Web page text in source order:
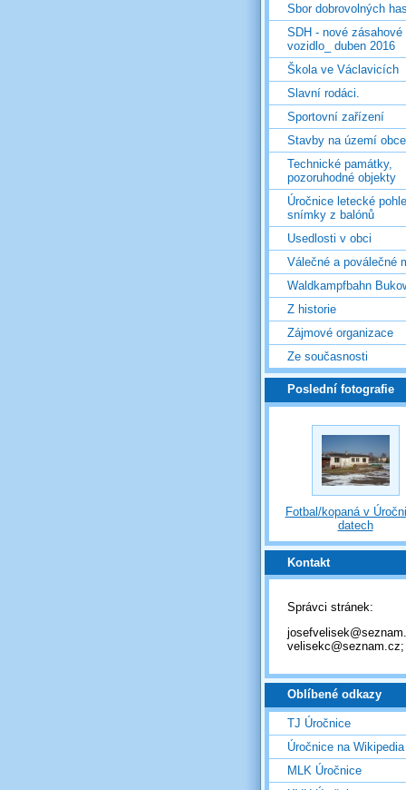
Sbor dobrovolných
SDH - nové zásahové
vozidlo_ duben 2016
Škola ve Václavicích
Slavní rodáci.
Sportovní zařízení
Stavby na území obce
Technické památky,
pozoruhodné objekty
Úročnice letecké
snímky z balónů
Usedlosti v obci
Válečné a poválečné
Waldkampfbahn
Z historie
Zájmové organizace
Ze současnosti
Poslední fotografie
Fotbal/kopaná v
datech
Kontakt
Správci stránek:
velisekc@seznam.cz;
Oblíbené odkazy
TJ Úročnice
Úročnice na Wikipedia
MLK Úročnice